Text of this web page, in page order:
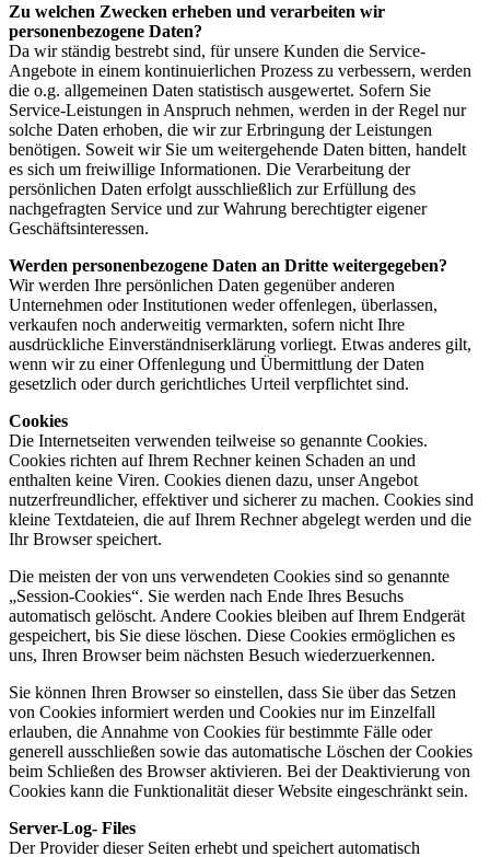
Zu welchen Zwecken erheben und verarbeiten wir
personenbezogene Daten?
Da wir ständig bestrebt sind, für unsere Kunden die Service-
Angebote in einem kontinuierlichen Prozess zu verbessern, werden
die o.g. allgemeinen Daten statistisch ausgewertet. Sofern Sie
Service-Leistungen in Anspruch nehmen, werden in der Regel nur
solche Daten erhoben, die wir zur Erbringung der Leistungen
benötigen. Soweit wir Sie um weitergehende Daten bitten, handelt
es sich um freiwillige Informationen. Die Verarbeitung der
persönlichen Daten erfolgt ausschließlich zur Erfüllung des
nachgefragten Service und zur Wahrung berechtigter eigener
Geschäftsinteressen.
Werden personenbezogene Daten an Dritte weitergegeben?
Wir werden Ihre persönlichen Daten gegenüber anderen
Unternehmen oder Institutionen weder offenlegen, überlassen,
verkaufen noch anderweitig vermarkten, sofern nicht Ihre
ausdrückliche Einverständniserklärung vorliegt. Etwas anderes gilt,
wenn wir zu einer Offenlegung und Übermittlung der Daten
gesetzlich oder durch gerichtliches Urteil verpflichtet sind.
Cookies
Die Internetseiten verwenden teilweise so genannte Cookies.
Cookies richten auf Ihrem Rechner keinen Schaden an und
enthalten keine Viren. Cookies dienen dazu, unser Angebot
nutzerfreundlicher, effektiver und sicherer zu machen. Cookies sind
kleine Textdateien, die auf Ihrem Rechner abgelegt werden und die
Ihr Browser speichert.
Die meisten der von uns verwendeten Cookies sind so genannte
„Session-Cookies“. Sie werden nach Ende Ihres Besuchs
automatisch gelöscht. Andere Cookies bleiben auf Ihrem Endgerät
gespeichert, bis Sie diese löschen. Diese Cookies ermöglichen es
uns, Ihren Browser beim nächsten Besuch wiederzuerkennen.
Sie können Ihren Browser so einstellen, dass Sie über das Setzen
von Cookies informiert werden und Cookies nur im Einzelfall
erlauben, die Annahme von Cookies für bestimmte Fälle oder
generell ausschließen sowie das automatische Löschen der Cookies
beim Schließen des Browser aktivieren. Bei der Deaktivierung von
Cookies kann die Funktionalität dieser Website eingeschränkt sein.
Server-Log- Files
Der Provider dieser Seiten erhebt und speichert automatisch